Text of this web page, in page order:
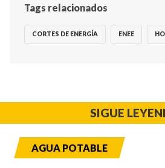
Tags relacionados
CORTES DE ENERGÍA ENEE
SIGUE
AGUA POTABLE